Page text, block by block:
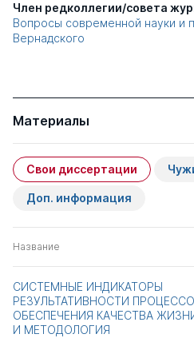
Член редколлегии/совета
Вопросы современной науки и
Вернадского
Материалы
Свои диссертации
Доп. информация
Название
СИСТЕМНЫЕ ИНДИКАТОРЫ
РЕЗУЛЬТАТИВНОСТИ
ОБЕСПЕЧЕНИЯ КАЧЕСТВА
И МЕТОДОЛОГИЯ